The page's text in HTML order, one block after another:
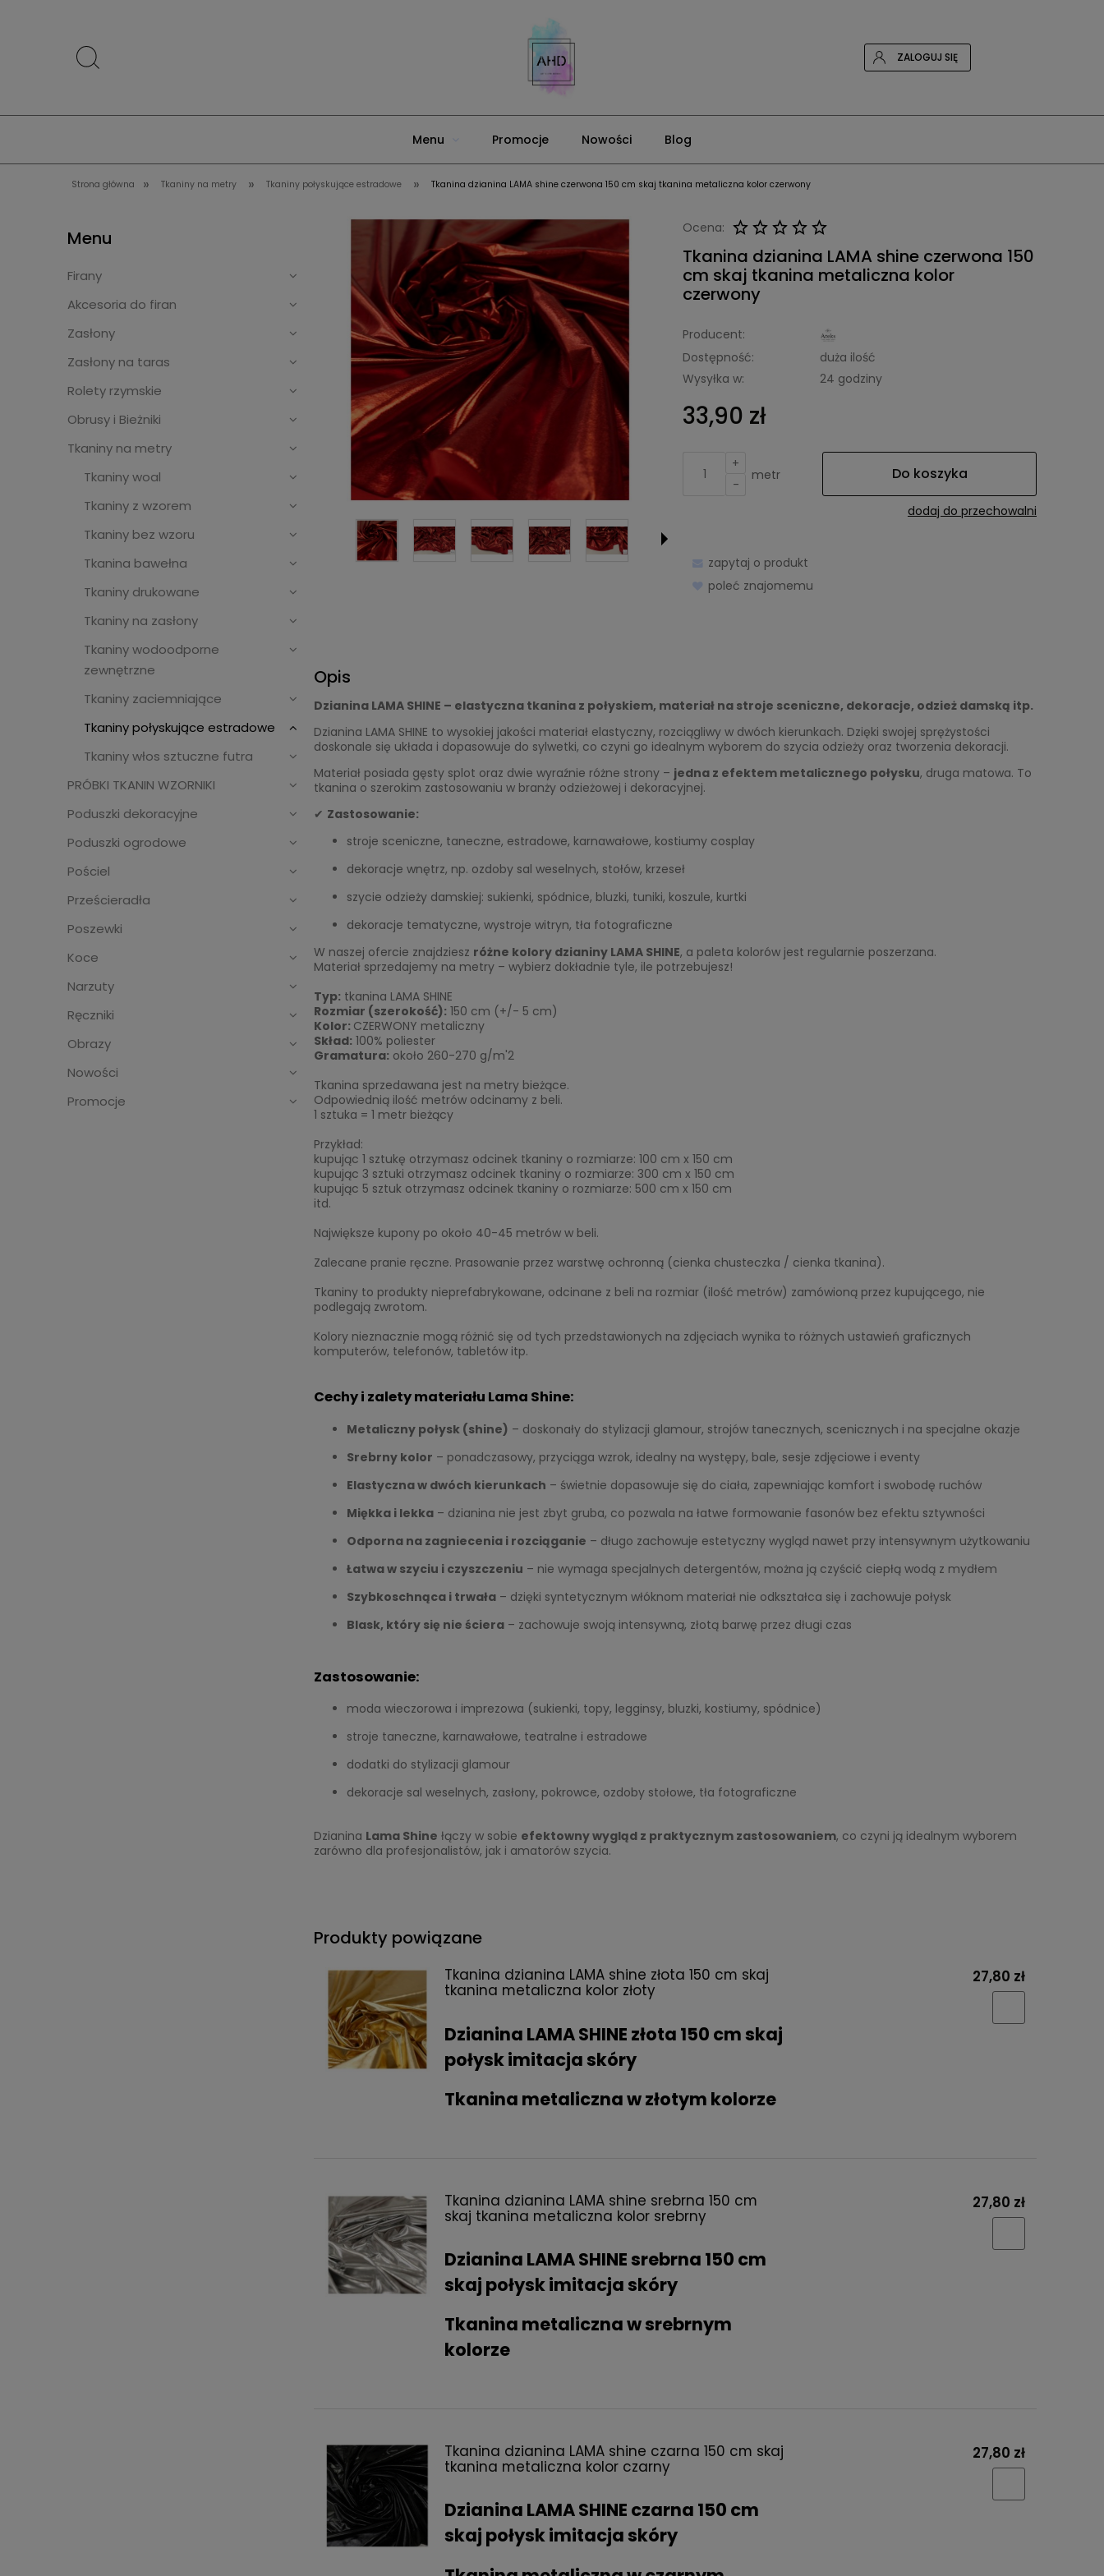
ZALOGUJ SIĘ
Menu Promocje Nowości Blog
Strona główna » Tkaniny na metry » Tkaniny połyskujące estradowe » Tkanina dzianina LAMA shine czerwona 150 cm skaj tkanina metaliczna kolor czerwony
Menu
Firany
Akcesoria do firan
Zasłony
Zasłony na taras
Rolety rzymskie
Obrusy i Bieżniki
Tkaniny na metry
Tkaniny woal
Tkaniny z wzorem
Tkaniny bez wzoru
Tkanina bawełna
Tkaniny drukowane
Tkaniny na zasłony
Tkaniny wodoodporne
zewnętrzne
Tkaniny zaciemniające
Tkaniny połyskujące estradowe
Tkaniny włos sztuczne futra
PRÓBKI TKANIN WZORNIKI
Poduszki dekoracyjne
Poduszki ogrodowe
Pościel
Prześcieradła
Poszewki
Koce
Narzuty
Ręczniki
Obrazy
Nowości
Promocje
Ocena:
Tkanina dzianina LAMA shine czerwona 150
cm skaj tkanina metaliczna kolor
czerwony
Producent:
Dostępność:
duża ilość
Wysyłka w:
24 godziny
33,90 zł
+
-
metr Do koszyka
dodaj do przechowalni
zapytaj o produkt
poleć znajomemu
Opis
Dzianina LAMA SHINE – elastyczna tkanina z połyskiem, materiał na stroje sceniczne, dekoracje, odzież damską itp.
Dzianina LAMA SHINE to wysokiej jakości materiał elastyczny, rozciągliwy w dwóch kierunkach. Dzięki swojej sprężystości
doskonale się układa i dopasowuje do sylwetki, co czyni go idealnym wyborem do szycia odzieży oraz tworzenia dekoracji.
Materiał posiada gęsty splot oraz dwie wyraźnie różne strony – jedna z efektem metalicznego połysku, druga matowa. To
tkanina o szerokim zastosowaniu w branży odzieżowej i dekoracyjnej.
✔ Zastosowanie:
stroje sceniczne, taneczne, estradowe, karnawałowe, kostiumy cosplay
dekoracje wnętrz, np. ozdoby sal weselnych, stołów, krzeseł
szycie odzieży damskiej: sukienki, spódnice, bluzki, tuniki, koszule, kurtki
dekoracje tematyczne, wystroje witryn, tła fotograficzne
W naszej ofercie znajdziesz różne kolory dzianiny LAMA SHINE, a paleta kolorów jest regularnie poszerzana.
Materiał sprzedajemy na metry – wybierz dokładnie tyle, ile potrzebujesz!
Typ: tkanina LAMA SHINE
Rozmiar (szerokość): 150 cm (+/- 5 cm)
Kolor: CZERWONY metaliczny
Skład: 100% poliester
Gramatura: około 260-270 g/m'2
Tkanina sprzedawana jest na metry bieżące.
Odpowiednią ilość metrów odcinamy z beli.
1 sztuka = 1 metr bieżący
Przykład:
kupując 1 sztukę otrzymasz odcinek tkaniny o rozmiarze: 100 cm x 150 cm
kupując 3 sztuki otrzymasz odcinek tkaniny o rozmiarze: 300 cm x 150 cm
kupując 5 sztuk otrzymasz odcinek tkaniny o rozmiarze: 500 cm x 150 cm
itd.
Największe kupony po około 40-45 metrów w beli.
Zalecane pranie ręczne. Prasowanie przez warstwę ochronną (cienka chusteczka / cienka tkanina).
Tkaniny to produkty nieprefabrykowane, odcinane z beli na rozmiar (ilość metrów) zamówioną przez kupującego, nie
podlegają zwrotom.
Kolory nieznacznie mogą różnić się od tych przedstawionych na zdjęciach wynika to różnych ustawień graficznych
komputerów, telefonów, tabletów itp.
Cechy i zalety materiału Lama Shine:
Metaliczny połysk (shine) – doskonały do stylizacji glamour, strojów tanecznych, scenicznych i na specjalne okazje
Srebrny kolor – ponadczasowy, przyciąga wzrok, idealny na występy, bale, sesje zdjęciowe i eventy
Elastyczna w dwóch kierunkach – świetnie dopasowuje się do ciała, zapewniając komfort i swobodę ruchów
Miękka i lekka – dzianina nie jest zbyt gruba, co pozwala na łatwe formowanie fasonów bez efektu sztywności
Odporna na zagniecenia i rozciąganie – długo zachowuje estetyczny wygląd nawet przy intensywnym użytkowaniu
Łatwa w szyciu i czyszczeniu – nie wymaga specjalnych detergentów, można ją czyścić ciepłą wodą z mydłem
Szybkoschnąca i trwała – dzięki syntetycznym włóknom materiał nie odkształca się i zachowuje połysk
Blask, który się nie ściera – zachowuje swoją intensywną, złotą barwę przez długi czas
Zastosowanie:
moda wieczorowa i imprezowa (sukienki, topy, legginsy, bluzki, kostiumy, spódnice)
stroje taneczne, karnawałowe, teatralne i estradowe
dodatki do stylizacji glamour
dekoracje sal weselnych, zasłony, pokrowce, ozdoby stołowe, tła fotograficzne
Dzianina Lama Shine łączy w sobie efektowny wygląd z praktycznym zastosowaniem, co czyni ją idealnym wyborem
zarówno dla profesjonalistów, jak i amatorów szycia.
Produkty powiązane
Tkanina dzianina LAMA shine złota 150 cm skaj
tkanina metaliczna kolor złoty
Dzianina LAMA SHINE złota 150 cm skaj
połysk imitacja skóry
Tkanina metaliczna w złotym kolorze
27,80 zł
Tkanina dzianina LAMA shine srebrna 150 cm
skaj tkanina metaliczna kolor srebrny
Dzianina LAMA SHINE srebrna 150 cm
skaj połysk imitacja skóry
Tkanina metaliczna w srebrnym
kolorze
27,80 zł
Tkanina dzianina LAMA shine czarna 150 cm skaj
tkanina metaliczna kolor czarny
Dzianina LAMA SHINE czarna 150 cm
skaj połysk imitacja skóry
27,80 zł